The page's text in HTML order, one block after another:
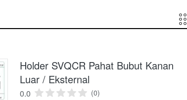
Holder SVQCR Pahat Bubut Kanan
Luar / Eksternal
0.0 (0)